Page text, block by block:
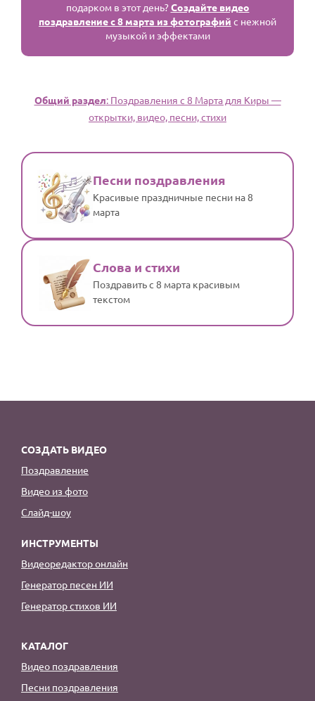
Все родственники
По именам
подарком в этот день?Создайте видео
поздравление с 8 марта из фотографий с нежной
музыкой и эффектами
Общий раздел: Поздравления с 8 Марта для Киры —
открытки, видео, песни, стихи
Песни поздравления
Красивые праздничные песни на 8
марта
Слова и стихи
Поздравить с 8 марта красивым
текстом
СОЗДАТЬ ВИДЕО
Поздравление
Видео из фото
Слайд-шоу
ИНСТРУМЕНТЫ
Видеоредактор онлайн
Генератор песен ИИ
Генератор стихов ИИ
КАТАЛОГ
Видео поздравления
Песни поздравления